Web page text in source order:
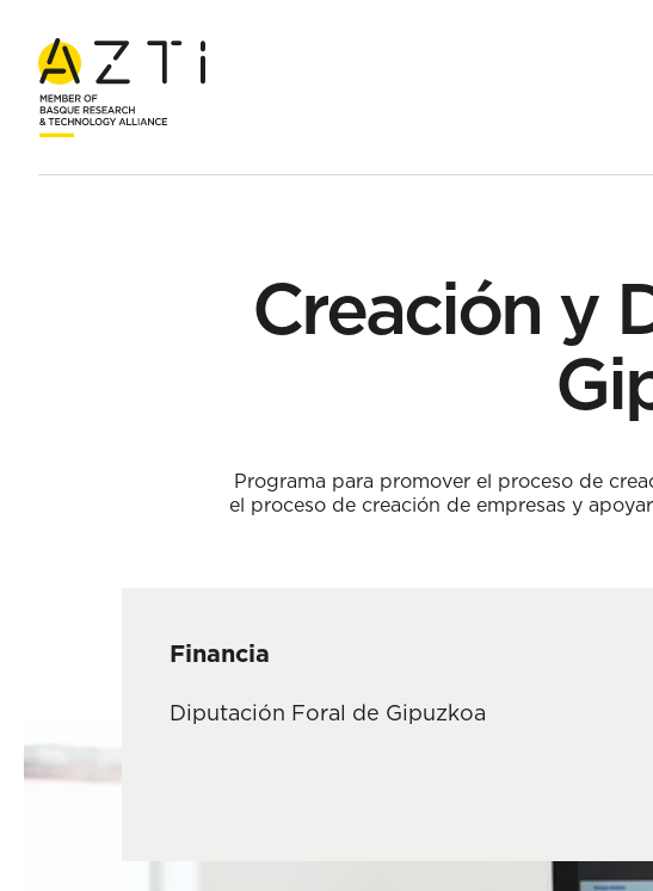
Inicio Ayudas Creación y Desarrollo Empresarial Gipuzkoa 2025
Creación y
Programa para promover el proceso de
el proceso de creación de empresas y
Financia
Diputación Foral de Gipuzkoa